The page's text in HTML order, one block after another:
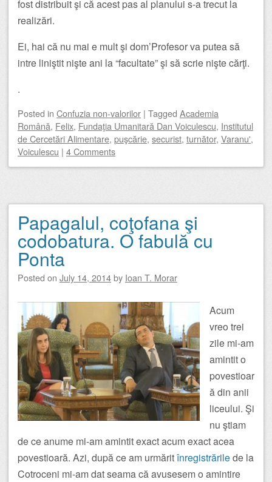
fost distribuit şi că acest pas al planului s-a trecut la
realizări.
Ei, hai că nu mai e mult şi dom’Profesor va putea să
intre liniştit nişte ani la “facultate” şi să scrie nişte cărţi.
.
Posted in Confuzia non-valorilor | Tagged Academia
Română, Felix, Fundaţia Umanitară Dan Voiculescu, Institutul
de Cercetări Alimentare, puşcărie, securist, turnător, Varanu',
Voiculescu | 4 Comments
Papagalul, coţofana şi
codobatura. O fabulă cu
Ponta
Posted on July 14, 2014by Ioan T. Morar
Acum
vreo trei
zile mi-am
amintit o
povestioar
ă din anii
liceului. Şi
nu ştiam
de ce anume mi-am amintit exact acum exact acea
povestioară. Azi, după ce am urmăritînregistrărilede la
Cotroceni mi-am dat seama că avusesem o amintire